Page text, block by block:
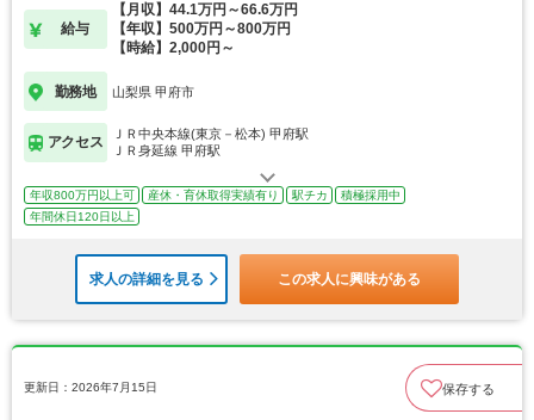
給与
【月収】44.1万円～66.6万円
【年収】500万円～800万円
【時給】2,000円～
勤務地 山梨県 甲府市
アクセス
ＪＲ中央本線(東京－松本) 甲府駅
ＪＲ身延線 甲府駅
年収800万円以上可 産休・育休取得実績有り 駅チカ
積極採用中
年間休日120日以上
求人の詳細を見る この求人に興味がある
更新日：2026年7月15日 保存する